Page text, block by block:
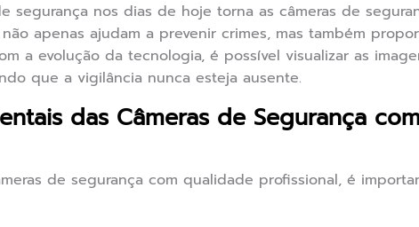
segurança nos dias de hoje torna as câmeras de
não apenas ajudam a prevenir crimes, mas também
a evolução da tecnologia, é possível visualizar as
que a vigilância nunca esteja ausente.
das Câmeras de Segurança
de segurança com qualidade profissional, é